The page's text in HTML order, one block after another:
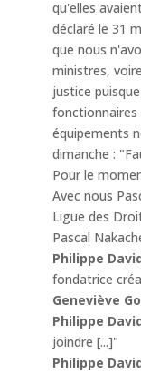
qu'elles
déclaré le 31
que nous
ministres,
justice
fonctionnaires
équipements
dimanche :
Pour le
Avec nous
Ligue des
Pascal
Philippe
fondatrice
Geneviève
Philippe
joindre [...]"
Philippe